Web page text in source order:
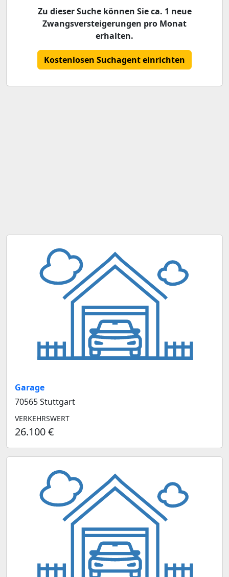
Zu dieser Suche können Sie ca. 1 neue
Zwangsversteigerungen pro Monat
erhalten.
Kostenlosen Suchagent einrichten
Garage
70565 Stuttgart
VERKEHRSWERT
26.100 €